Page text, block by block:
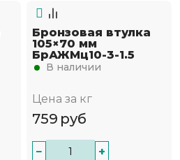
Бронзовая втулка
105×70 мм
БрАЖМц10-3-1.5
В наличии
Цена за кг
759 руб
− +